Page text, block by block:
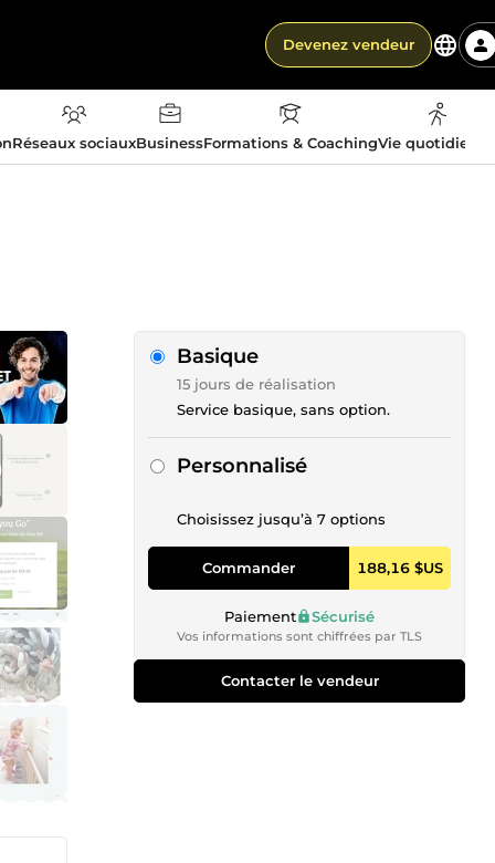
Devenez vendeur
Réseaux sociauxBusinessFormations & CoachingVie
Basique
15 jours de réalisation
Service basique, sans option.
Personnalisé
Choisissez jusqu’à 7 options
Commander 188,16 $US
Paiement Sécurisé
Vos informations sont chiffrées par TLS
Contacter le vendeur